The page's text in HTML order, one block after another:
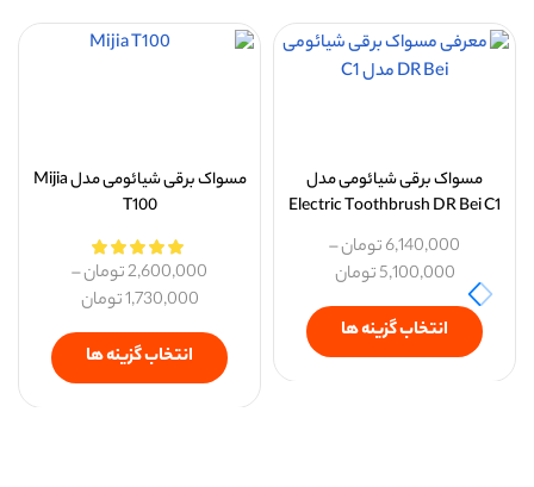
مسواک برقی شیائومی مدل
Electric Toothbrush DR Bei C1
6,140,000تومان–
5,100,000تومان
انتخاب گزینه ها
مسواک برقی شیائومی مدل Mijia
T100
2,600,000تومان–
1,730,000تومان
انتخاب گزینه ها